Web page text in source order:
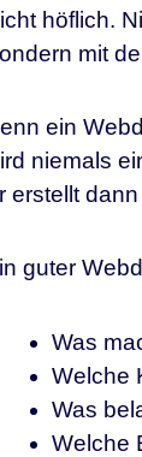
höflich.
mit
ein
niemals
erstellt
guter
Was
Welche
Was
Welche